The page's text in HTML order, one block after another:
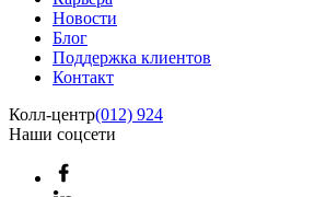
Новости
Блог
Поддержка клиентов
Контакт
Колл-центр(012) 924
Наши соцсети